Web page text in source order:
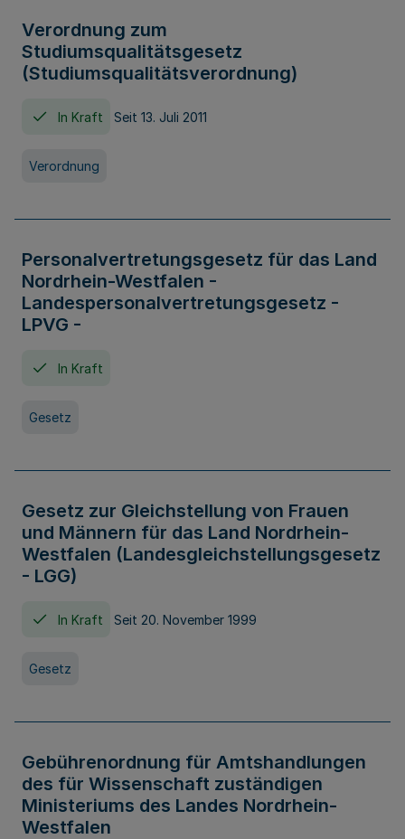
Verordnung zum
Studiumsqualitätsgesetz
(Studiumsqualitätsverordnung)
In Kraft Seit 13. Juli 2011
Verordnung
Personalvertretungsgesetz für das Land
Nordrhein-Westfalen -
Landespersonalvertretungsgesetz -
LPVG -
In Kraft
Gesetz
Gesetz zur Gleichstellung von Frauen
und Männern für das Land Nordrhein-
Westfalen (Landesgleichstellungsgesetz
- LGG)
In Kraft Seit 20. November 1999
Gesetz
Gebührenordnung für Amtshandlungen
des für Wissenschaft zuständigen
Ministeriums des Landes Nordrhein-
Westfalen